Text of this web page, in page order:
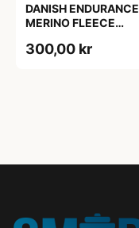
DANISH ENDURANCE
MERINO FLEECE
300,00 kr